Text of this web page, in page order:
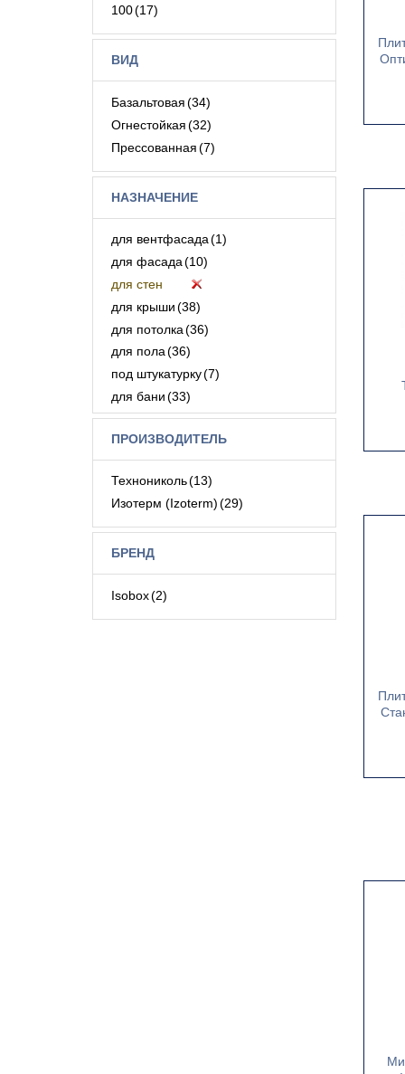
100(17)
ВИД
Базальтовая(34)
Огнестойкая(32)
Прессованная(7)
НАЗНАЧЕНИЕ
для вентфасада(1)
для фасада(10)
для стен
для крыши(38)
для потолка(36)
для пола(36)
под штукатурку(7)
для бани(33)
для внутреннего утепления(1)
для дымохода(32)
под сайдинг(4)
для звукоизоляции
для балкона(4)
ПРОИЗВОДИТЕЛЬ
Технониколь(13)
Изотерм (Izoterm)(29)
БРЕНД
Isobox(2)